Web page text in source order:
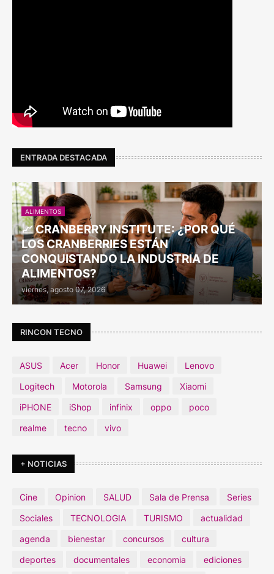
ENTRADA DESTACADA
ALIMENTOS
📈 CRANBERRY INSTITUTE: ¿POR QUÉ
LOS CRANBERRIES ESTÁN
CONQUISTANDO LA INDUSTRIA DE
ALIMENTOS?
viernes, agosto 07, 2026
RINCON TECNO
ASUS Acer Honor Huawei
Lenovo
Logitech
Motorola Samsung
Xiaomi
iPHONE
iShop infinix oppo
poco
realme
tecno vivo
+ NOTICIAS
Cine Opinion SALUD Sala de Prensa
Series
Sociales
TECNOLOGIA TURISMO
actualidad
agenda
bienestar concursos
cultura
deportes
documentales economia
ediciones